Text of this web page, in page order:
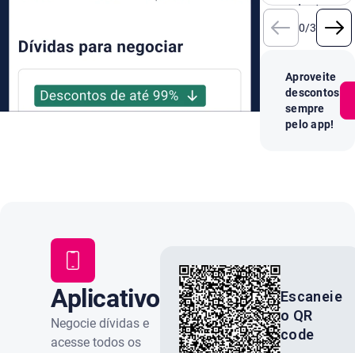
cadastro,
crie um
novo na
0/3
Aproveite
descontos
sempre
pelo app!
Aplicativo
Serasa
Negocie dívidas e
acesse todos os
Escaneie
o QR
code